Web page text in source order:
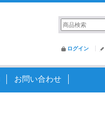
ログイン
お問い合わせ